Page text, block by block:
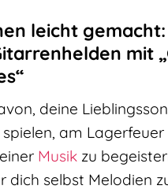
leicht gemacht:
mit
deine
am Lagerfeuer
Musik zu
dich selbst Melodien